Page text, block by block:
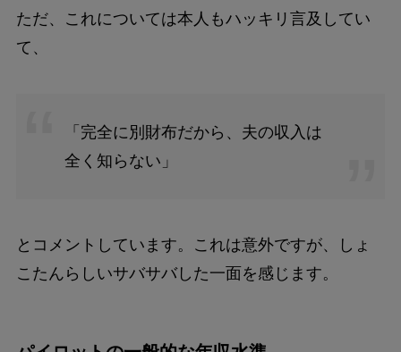
ただ、これについては本人もハッキリ言及してい
て、
「完全に別財布だから、夫の収入は
全く知らない」
とコメントしています。これは意外ですが、しょ
こたんらしいサバサバした一面を感じます。